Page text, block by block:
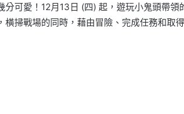
分可愛！12月13日 (四) 起，遊玩小鬼頭帶
掃戰場的同時，藉由冒險、完成任務和取